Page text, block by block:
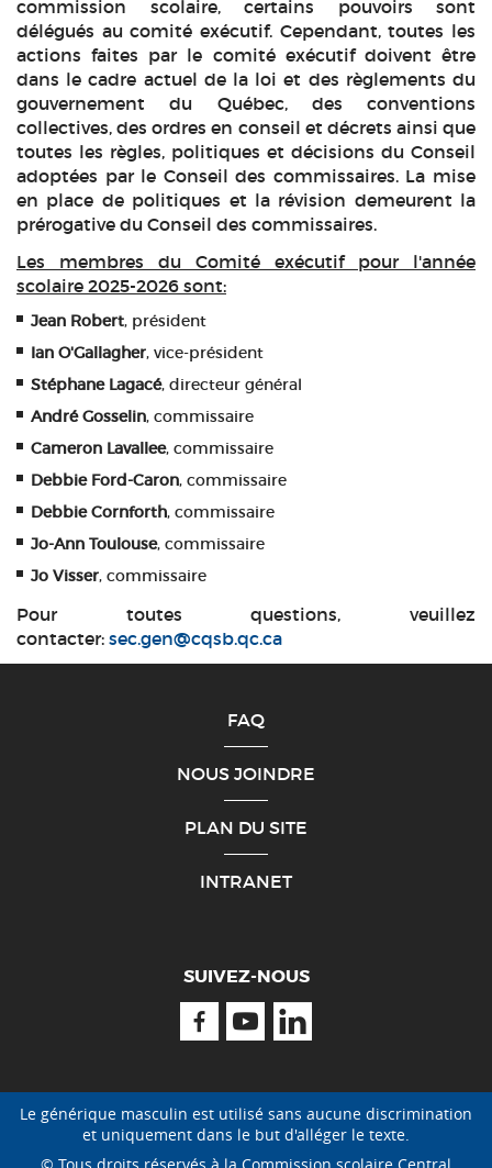
commission scolaire, certains pouvoirs sont
délégués au comité exécutif. Cependant, toutes les
actions faites par le comité exécutif doivent être
dans le cadre actuel de la loi et des règlements du
gouvernement du Québec, des conventions
collectives, des ordres en conseil et décrets ainsi que
toutes les règles, politiques et décisions du Conseil
adoptées par le Conseil des commissaires. La mise
en place de politiques et la révision demeurent la
prérogative du Conseil des commissaires.
Les membres du Comité exécutif pour l'année
scolaire 2025-2026 sont:
Jean Robert, président
Ian O'Gallagher, vice-président
Stéphane Lagacé, directeur général
André Gosselin, commissaire
Cameron Lavallee, commissaire
Debbie Ford-Caron, commissaire
Debbie Cornforth, commissaire
Jo-Ann Toulouse, commissaire
Jo Visser, commissaire
Pour toutes questions, veuillez
contacter: sec.gen@cqsb.qc.ca
FAQ
NOUS JOINDRE
PLAN DU SITE
INTRANET
SUIVEZ-NOUS
FacebookYoutubeLinkedin
Le générique masculin est utilisé sans aucune discrimination
et uniquement dans le but d'alléger le texte.